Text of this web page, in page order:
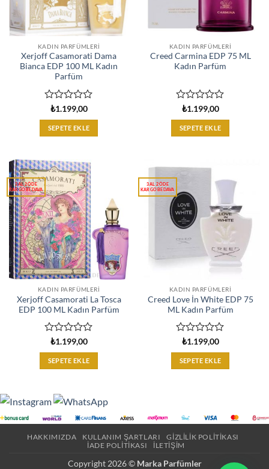
KADIN PARFÜMLERI
Xerjoff Casamorati Dama
Bianca EDP 100 ML Kadın
Parfüm
üzerinden
0
oy
₺1.199,00
SEPETE EKLE
KADIN PARFÜMLERI
Creed Carmina EDP 75 ML
Kadın Parfüm
üzerinden
0
oy
₺1.199,00
SEPETE EKLE
KADIN PARFÜMLERI
Xerjoff Casamorati La Tosca
EDP 100 ML Kadın Parfüm
üzerinden
0
oy
₺1.199,00
SEPETE EKLE
KADIN PARFÜMLERI
Creed Love İn White EDP 75
ML Kadın Parfüm
üzerinden
0
oy
₺1.199,00
SEPETE EKLE
HAKKIMIZDA KULLANIM ŞARTLARI
GIZLILIK POLITIKASI
İADE POLITIKASI
İLETIŞIM
Copyright 2026 © Marka Parfümler